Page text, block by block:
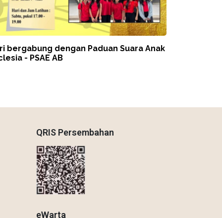
bergabung dengan Paduan Suara Anak
- PSAE AB
QRIS Persembahan
eWarta